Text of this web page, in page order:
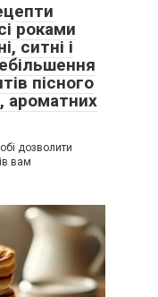
роками
ситні і
пісного
ароматних
дозволити
вам